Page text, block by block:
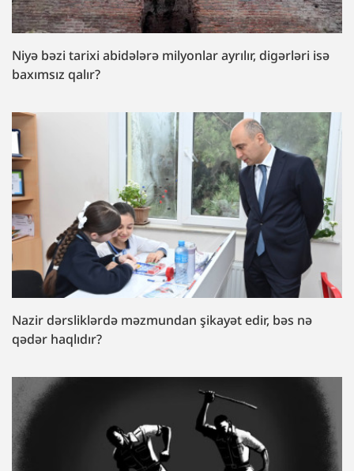
Niyə bəzi tarixi abidələrə milyonlar ayrılır, digərləri isə
baxımsız qalır?
Nazir dərsliklərdə məzmundan şikayət edir, bəs nə
qədər haqlıdır?